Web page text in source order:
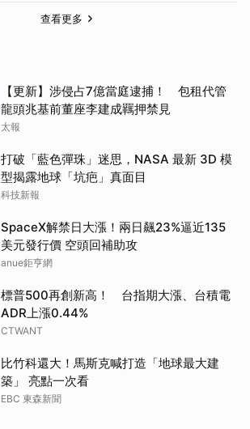
查看更多
【更新】涉侵占7億當庭逮捕！ 包租代管
龍頭兆基前董座李建成羈押禁見
太報
打破「藍色彈珠」迷思，NASA 最新 3D 模
型揭露地球「坑疤」真面目
科技新報
SpaceX解禁日大漲！兩日飆23%逼近135
美元發行價 空頭回補助攻
anue鉅亨網
標普500再創新高！ 台指期大漲、台積電
ADR上漲0.44%
CTWANT
比竹科還大！馬斯克喊打造「地球最大建
築」 亮點一次看
EBC 東森新聞